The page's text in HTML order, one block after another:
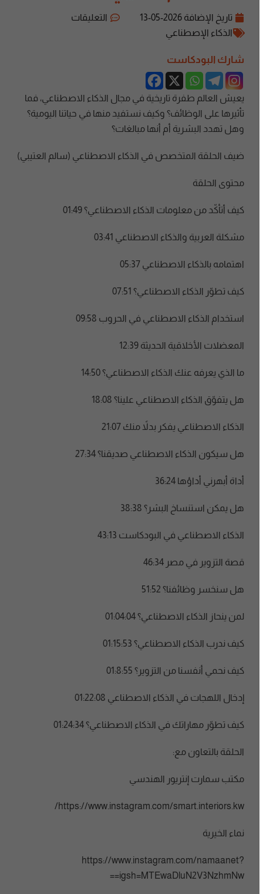
تاريخ الإضافة2026-05-13
التعليقات
الذكاء الإصطناعي
شارك البودكاست
يعيش العالم طفرة تاريخية في مجال الذكاء الاصطناعي، فما
تأثيرها على الوظائف؟ وكيف نستفيد منها في حياتنا اليومية؟
وهل تهدد البشرية أم أنها مبالغات؟
ضيف الحلقة المتخصص في الذكاء الاصطناعي (سالم العتيبي)
محتوى الحلقة
كيف أتأكّد من معلومات الذكاء الاصطناعي؟ 01:49
مشكلة العربية والذكاء الاصطناعي 03:41
اهتمامه بالذكاء الاصطناعي 05:37
كيف تطوّر الذكاء الاصطناعي؟ 07:51
استخدام الذكاء الاصطناعي في الحروب 09:58
المعضلات الأخلاقية الحديثة 12:39
ما الذي يعرفه عنك الذكاء الاصطناعي؟ 14:50
هل يتفوّق الذكاء الاصطناعي علينا؟ 18:08
الذكاء الاصطناعي يفكر بدلاً منك 21:07
هل سيكون الذكاء الاصطناعي صديقنا؟ 27:34
أداة أبهرني أداؤها 36:24
هل يمكن استنساخ البشر؟ 38:38
الذكاء الاصطناعي في البودكاست 43:13
قصة التزوير في مصر 46:34
هل سنخسر وظائفنا؟ 51:52
لمن ينحاز الذكاء الاصطناعي؟ 01:04:04
كيف ندرب الذكاء الاصطناعي؟ 01:15:53
كيف نحمي أنفسنا من التزوير؟ 01:8:55
إدخال اللهجات في الذكاء الاصطناعي 01:22:08
كيف تطوّر مهاراتك في الذكاء الاصطناعي؟ 01:24:34
الحلقة بالتعاون مع:
مكتب سمارت إنتريور الهندسي
https://www.instagram.com/smart.interiors.kw/
نماء الخيرية
https://www.instagram.com/namaanet?
igsh=MTEwaDluN2V3NzhmNw==